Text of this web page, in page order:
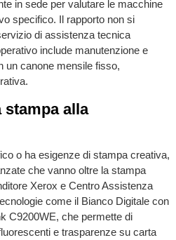
in sede per valutare le macchine
specifico. Il rapporto non si
di assistenza tecnica
include manutenzione e
un canone mensile fisso,
alla
o ha esigenze di stampa creativa,
che vanno oltre la stampa
Xerox e Centro Assistenza
come il Bianco Digitale con
C9200WE, che permette di
e trasparenze su carta